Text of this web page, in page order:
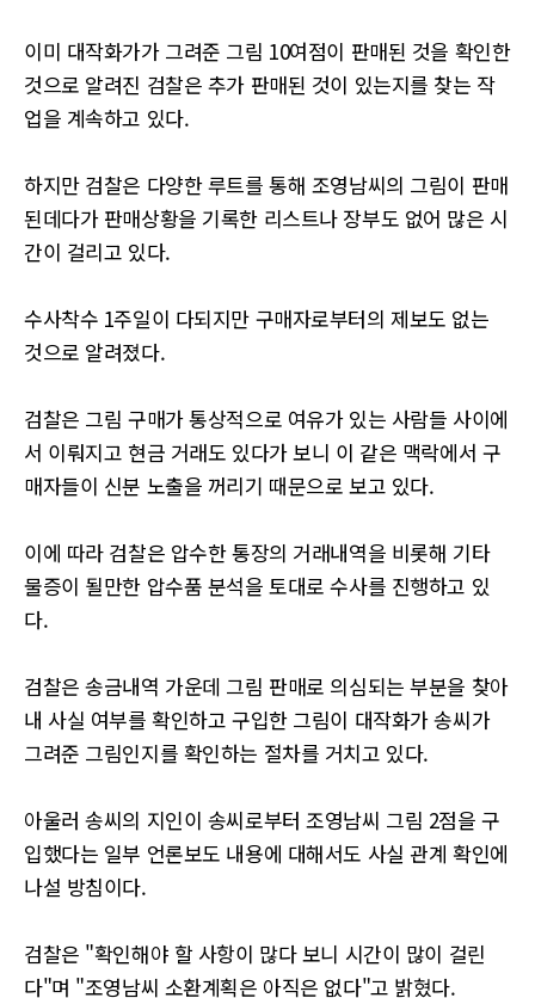
이미 대작화가가 그려준 그림 10여점이 판매된 것을 확인한
것으로 알려진 검찰은 추가 판매된 것이 있는지를 찾는 작
업을 계속하고 있다.
하지만 검찰은 다양한 루트를 통해 조영남씨의 그림이 판매
된데다가 판매상황을 기록한 리스트나 장부도 없어 많은 시
간이 걸리고 있다.
수사착수 1주일이 다되지만 구매자로부터의 제보도 없는
것으로 알려졌다.
검찰은 그림 구매가 통상적으로 여유가 있는 사람들 사이에
서 이뤄지고 현금 거래도 있다가 보니 이 같은 맥락에서 구
매자들이 신분 노출을 꺼리기 때문으로 보고 있다.
이에 따라 검찰은 압수한 통장의 거래내역을 비롯해 기타
물증이 될만한 압수품 분석을 토대로 수사를 진행하고 있
다.
검찰은 송금내역 가운데 그림 판매로 의심되는 부분을 찾아
내 사실 여부를 확인하고 구입한 그림이 대작화가 송씨가
그려준 그림인지를 확인하는 절차를 거치고 있다.
아울러 송씨의 지인이 송씨로부터 조영남씨 그림 2점을 구
입했다는 일부 언론보도 내용에 대해서도 사실 관계 확인에
나설 방침이다.
검찰은 "확인해야 할 사항이 많다 보니 시간이 많이 걸린
다"며 "조영남씨 소환계획은 아직은 없다"고 밝혔다.